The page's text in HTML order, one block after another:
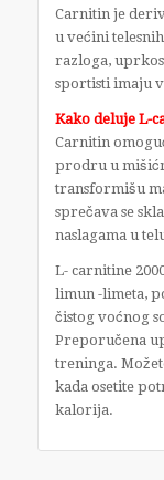
Carnitin je
u većini
razloga,
sportisti imaju
Kako deluje L-
Carnitin
prodru u
transformišu
sprečava se
naslagama u
L- carnitine
limun -limeta,
čistog voćnog
Preporučena
treninga.
kada osetite
kalorija.